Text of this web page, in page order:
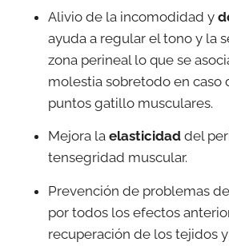
Alivio de la incomodidad y
ayuda a regular el tono y la
zona perineal lo que se
molestia sobretodo en caso
puntos gatillo musculares.
Mejora la elasticidad del
tensegridad muscular.
Prevención de problemas
por todos los efectos
recuperación de los tejidos